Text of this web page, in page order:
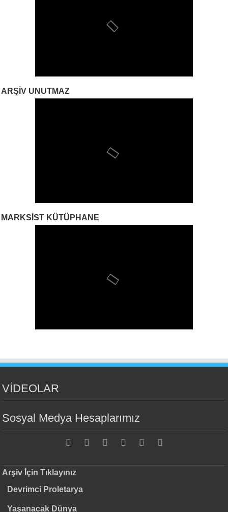
ARŞIV UNUTMAZ
MARKSIST KÜTÜPHANE
VİDEOLAR
Sosyal Medya Hesaplarımız
Arşiv İçin Tıklayınız
Devrimci Proletarya
Yaşanacak Dünya